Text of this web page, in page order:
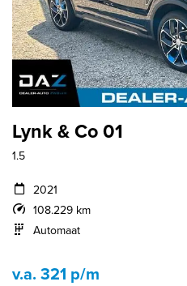
Lynk & Co 01
1.5
2021
108.229 km
Automaat
v.a. 321 p/m